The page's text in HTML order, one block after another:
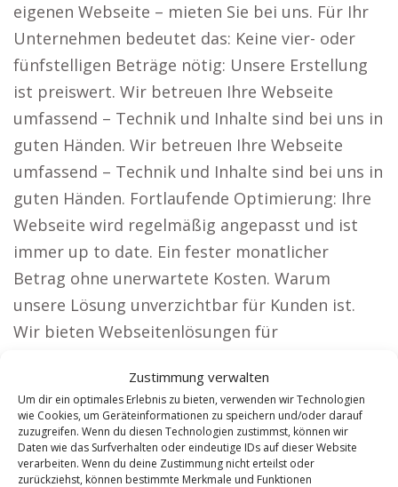
Zustimmung verwalten
Um dir ein optimales Erlebnis zu bieten, verwenden wir Technologien
wie Cookies, um Geräteinformationen zu speichern und/oder darauf
zuzugreifen. Wenn du diesen Technologien zustimmst, können wir
Daten wie das Surfverhalten oder eindeutige IDs auf dieser Website
verarbeiten. Wenn du deine Zustimmung nicht erteilst oder
zurückziehst, können bestimmte Merkmale und Funktionen
eigenen Webseite – mieten Sie bei uns. Für Ihr
Unternehmen bedeutet das: Keine vier- oder
fünfstelligen Beträge nötig: Unsere Erstellung
ist preiswert. Wir betreuen Ihre Webseite
umfassend – Technik und Inhalte sind bei uns in
guten Händen. Wir betreuen Ihre Webseite
umfassend – Technik und Inhalte sind bei uns in
guten Händen. Fortlaufende Optimierung: Ihre
Webseite wird regelmäßig angepasst und ist
immer up to date. Ein fester monatlicher
Betrag ohne unerwartete Kosten. Warum
unsere Lösung unverzichtbar für Kunden ist.
Wir bieten Webseitenlösungen für
benötigen, zum Beispiel: Rechtsanwälte: Lassen
Sie sich in ganz Deutschland finden und
erweitern Sie Ihre Mandantenbasis. Architekten:
Mit einer Präsentation Ihrer Projekte gewinnen